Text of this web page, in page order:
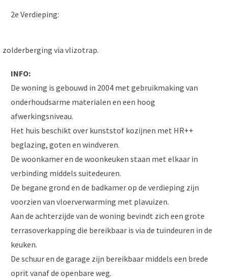
2e Verdieping:
zolderberging via vlizotrap.
INFO:
De woning is gebouwd in 2004 met gebruikmaking van
onderhoudsarme materialen en een hoog
afwerkingsniveau.
Het huis beschikt over kunststof kozijnen met HR++
beglazing, goten en windveren.
De woonkamer en de woonkeuken staan met elkaar in
verbinding middels suitedeuren.
De begane grond en de badkamer op de verdieping zijn
voorzien van vloerverwarming met plavuizen.
Aan de achterzijde van de woning bevindt zich een grote
terrasoverkapping die bereikbaar is via de tuindeuren in de
keuken.
De schuur en de garage zijn bereikbaar middels een brede
oprit vanaf de openbare weg.